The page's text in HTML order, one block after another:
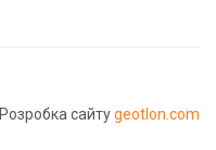
Розробка сайтуgeotlon.com